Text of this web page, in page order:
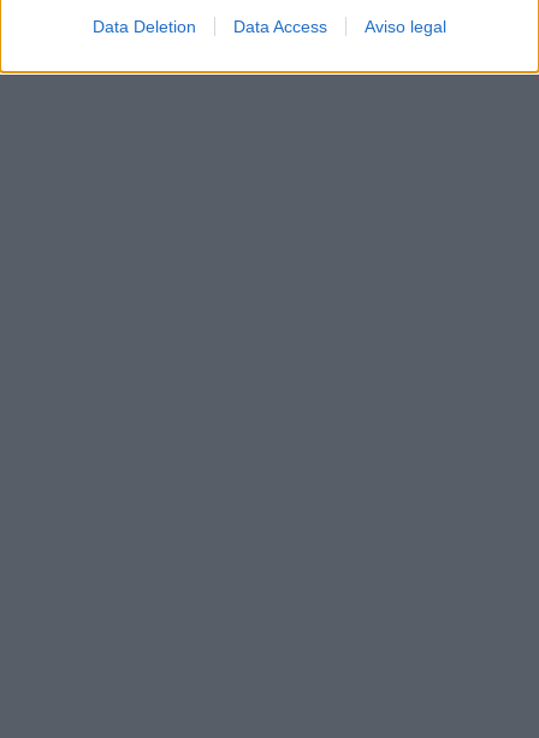
Data Deletion Data Access Aviso legal